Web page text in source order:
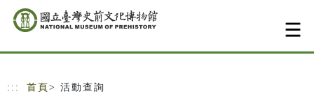
跳到主要內容
網站導覽
::: 首頁 > 活動查詢